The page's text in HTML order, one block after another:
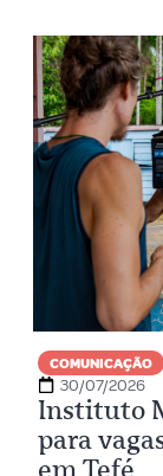
COMUNICAÇÃO
30/07/2026
Instituto
para
em Tefé